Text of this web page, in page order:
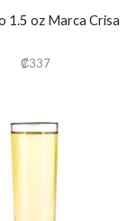
1.5 oz Marca Crisa
₡337